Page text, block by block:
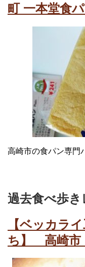
町 一本堂食
高崎市の食パン専門
過去食べ歩
【ベッカラ
ち】 高崎市